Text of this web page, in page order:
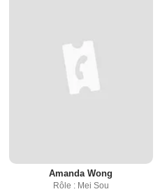
Amanda Wong
Rôle : Mei Sou